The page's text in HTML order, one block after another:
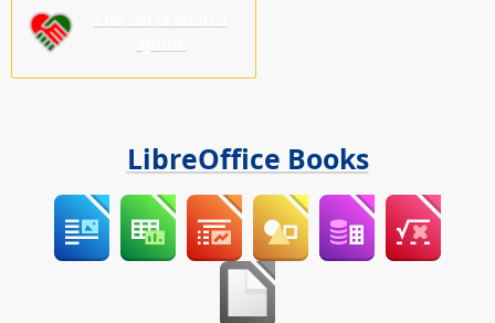
LibreOffice Books